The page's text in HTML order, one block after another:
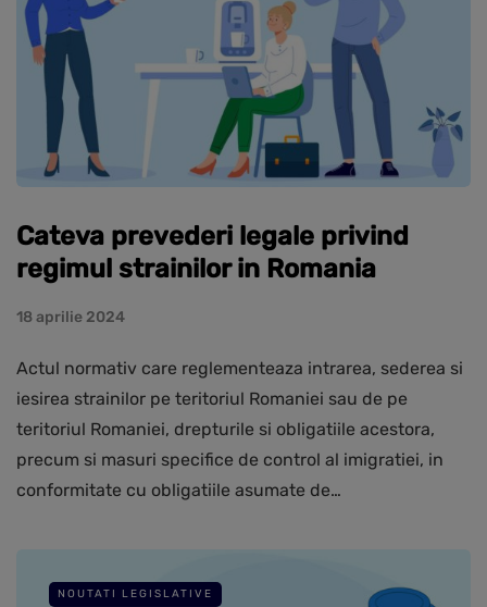
Cateva prevederi legale privind
regimul strainilor in Romania
18 aprilie 2024
Actul normativ care reglementeaza intrarea, sederea si
iesirea strainilor pe teritoriul Romaniei sau de pe
teritoriul Romaniei, drepturile si obligatiile acestora,
precum si masuri specifice de control al imigratiei, in
conformitate cu obligatiile asumate de…
NOUTATI LEGISLATIVE